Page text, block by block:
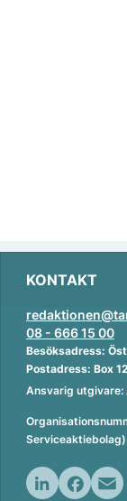
KONTAKT
08 - 666 15 00
Besöksadress:
Postadress: Box
Ansvarig utgivare:
Serviceaktiebolag)